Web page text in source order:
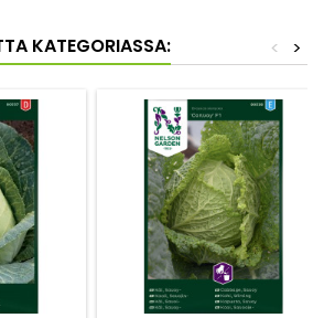
KATEGORIASSA: >
<